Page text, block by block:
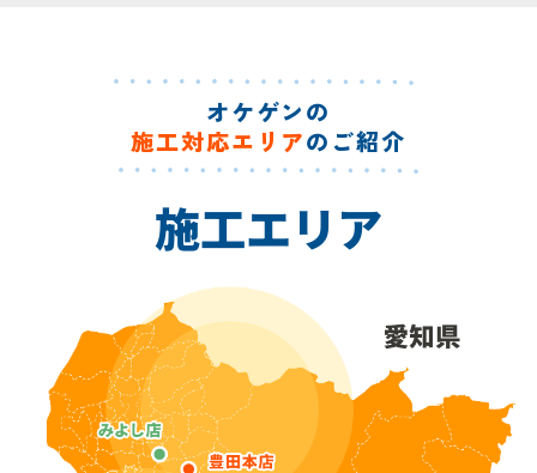
オケゲンの
施工対応エリアのご紹介
施工エリア